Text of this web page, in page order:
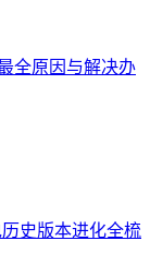
全原因与解决办
史版本进化全梳